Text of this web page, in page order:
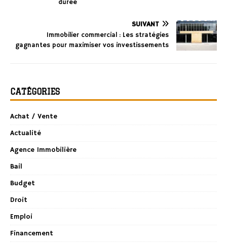
durée
SUIVANT
Immobilier commercial : Les stratégies
gagnantes pour maximiser vos investissements
CATÉGORIES
Achat / Vente
Actualité
Agence Immobilière
Bail
Budget
Droit
Emploi
Financement